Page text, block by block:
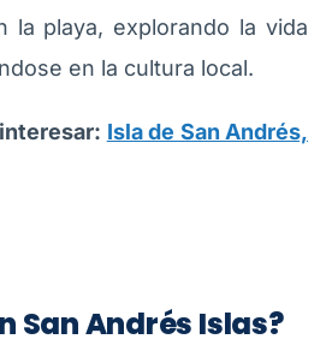
la playa, explorando la vida
en la cultura local.
Isla de San Andrés,
San Andrés Islas?